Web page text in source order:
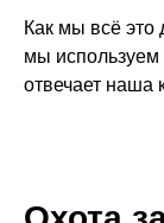
Как мы всё это
мы используем
отвечает наша